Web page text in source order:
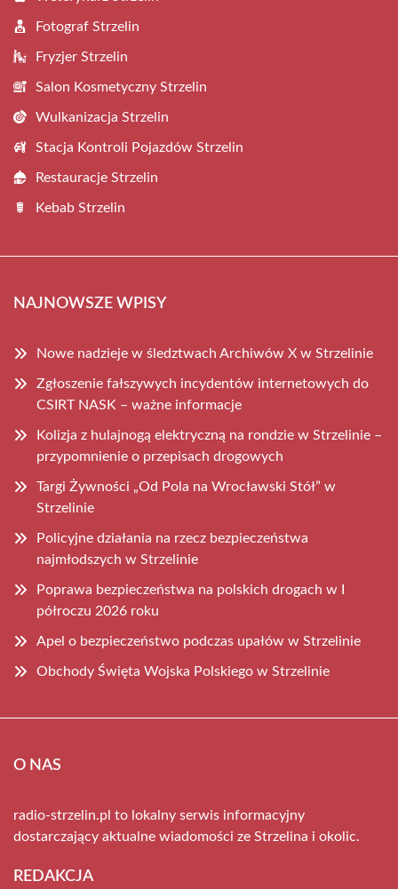
Fotograf Strzelin
Fryzjer Strzelin
Salon Kosmetyczny Strzelin
Wulkanizacja Strzelin
Stacja Kontroli Pojazdów Strzelin
Restauracje Strzelin
Kebab Strzelin
NAJNOWSZE WPISY
Nowe nadzieje w śledztwach Archiwów X w Strzelinie
Zgłoszenie fałszywych incydentów internetowych do
CSIRT NASK – ważne informacje
Kolizja z hulajnogą elektryczną na rondzie w Strzelinie –
przypomnienie o przepisach drogowych
Targi Żywności „Od Pola na Wrocławski Stół” w
Strzelinie
Policyjne działania na rzecz bezpieczeństwa
najmłodszych w Strzelinie
Poprawa bezpieczeństwa na polskich drogach w I
półroczu 2026 roku
Apel o bezpieczeństwo podczas upałów w Strzelinie
Obchody Święta Wojska Polskiego w Strzelinie
O NAS
radio-strzelin.pl to lokalny serwis informacyjny
dostarczający aktualne wiadomości ze Strzelina i okolic.
REDAKCJA